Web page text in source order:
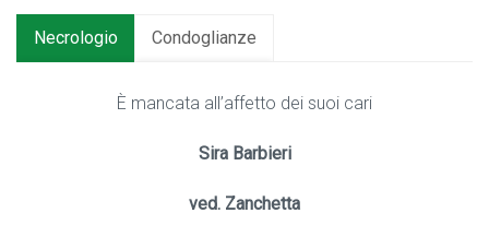
Necrologio Condoglianze
È mancata all’affetto dei suoi cari
Sira Barbieri
ved. Zanchetta